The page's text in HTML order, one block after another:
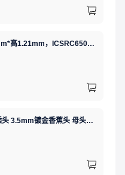
ICT，屏蔽夹 ，长6.5mm*高1.21mm，ICSRC6508SFR
AMASS(艾迈斯)航模插头 3.5mm镀金香蕉头 母头XT60-F.G.Y